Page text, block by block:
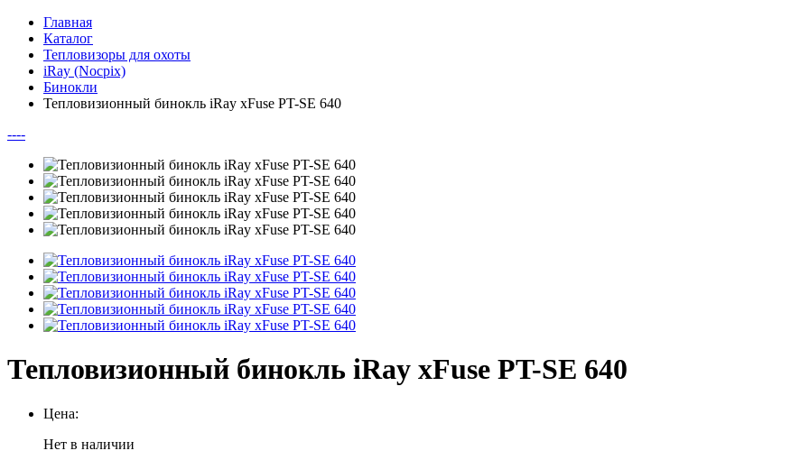
Главная
Каталог
Тепловизоры для охоты
iRay (Nocpix)
Бинокли
Тепловизионный бинокль iRay xFuse PT-SE 640
----
Тепловизионный бинокль iRay xFuse PT-SE 640
Цена:
Нет в наличии